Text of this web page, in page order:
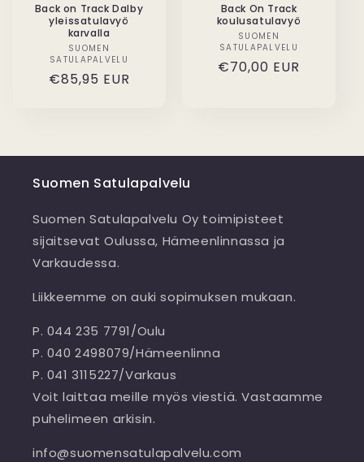
Back on Track Dalby
yleissatulavyö
karvalla
Myyjä:
SUOMEN
SATULAPALVELU
Normaalihinta
€85,95 EUR
Back On Track
koulusatulavyö
Myyjä:
SUOMEN
SATULAPALVELU
Normaalihinta
€70,00 EUR
Suomen Satulapalvelu
Suomen Satulapalvelu Oy toimipisteet
sijaitsevat Oulussa, Hämeenlinnassa ja
Varkaudessa.
Liikkeemme on auki sopimuksen mukaan.
P. 044 235 7791/Oulu
P. 040 2498079/Hämeenlinna
P. 041 3115227/Varkaus
Voit laittaa meille myös viestiä. Vastaamme
puhelimeen arkisin.
info@suomensatulapalvelu.com